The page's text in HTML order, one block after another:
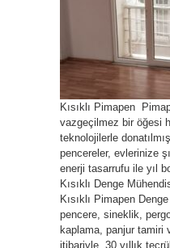
Kısıklı Pimapen
vazgeçilmez bir öğesi
teknolojilerle
pencereler, evlerinize
enerji tasarrufu ile yıl
Kısıklı Denge
Kısıklı Pimapen
pencere, sineklik,
kaplama, panjur tamiri
itibariyle 30 yıllık